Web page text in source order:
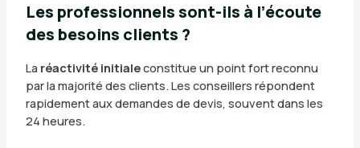
Les professionnels sont-ils à l’écoute
des besoins clients ?
La réactivité initialeconstitue un point fort reconnu
par la majorité des clients. Les conseillers répondent
rapidement aux demandes de devis, souvent dans les
24 heures.